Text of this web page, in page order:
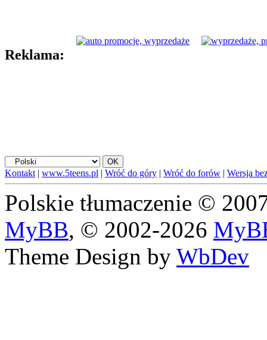
Reklama:
Kontakt | www.5teens.pl | Wróć do góry | Wróć do forów | Wersja
Polskie tłumaczenie ©
MyBB, © 2002-2026
Theme Design by WbDev